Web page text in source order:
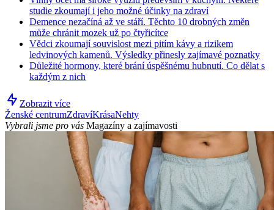
studie zkoumají i jeho možné účinky na zdraví
Demence nezačíná až ve stáří. Těchto 10 drobných změn
může chránit mozek už po čtyřicítce
Vědci zkoumají souvislost mezi pitím kávy a rizikem
ledvinových kamenů. Výsledky přinesly zajímavé poznatky
Důležité hormony, které brání úspěšnému hubnutí. Co dělat s
každým z nich
Zobrazit více
Ženské centrumZdravíKrásaNehty
Vybrali jsme pro vás Magazíny a zajímavosti